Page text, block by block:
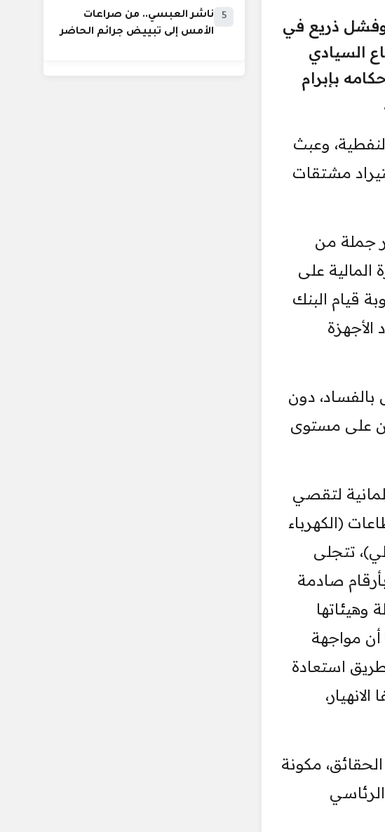
وفشل ذريع في
السيادي
أحكامه بإبرام
وعبث
مشتقات
جملة من
المالية على
قيام البنك
دون
على مستوى
لتقصي
(الكهرباء
تتجلى
صادمة
أن مواجهة
استعادة
مكونة
الرئاسي
5
ناشر العبسي.. من صراعات
الأمس إلى تبييض جرائم الحاضر